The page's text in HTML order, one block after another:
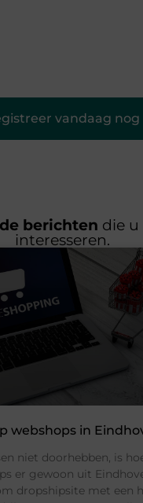
vandaag nog
berichten die
interesseren.
webshops in
niet doorhebben, is
er gewoon uit
dropshipsite met een